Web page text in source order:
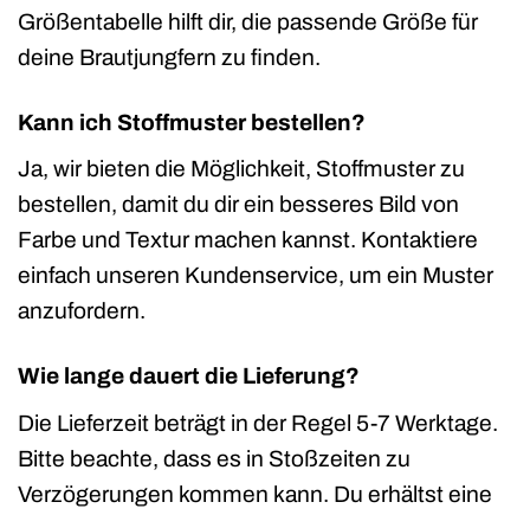
Größentabelle hilft dir, die passende Größe für
deine Brautjungfern zu finden.
Kann ich Stoffmuster bestellen?
Ja, wir bieten die Möglichkeit, Stoffmuster zu
bestellen, damit du dir ein besseres Bild von
Farbe und Textur machen kannst. Kontaktiere
einfach unseren Kundenservice, um ein Muster
anzufordern.
Wie lange dauert die Lieferung?
Die Lieferzeit beträgt in der Regel 5-7 Werktage.
Bitte beachte, dass es in Stoßzeiten zu
Verzögerungen kommen kann. Du erhältst eine